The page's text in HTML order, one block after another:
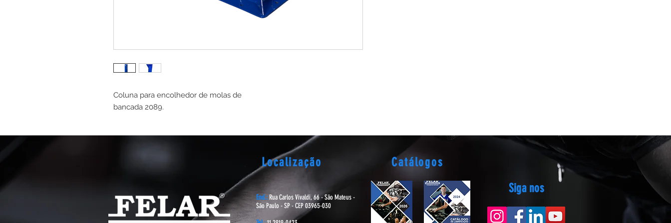
Coluna para encolhedor de molas de
bancada 2089.
Localização Catálogos
End.: Rua Carlos Vivaldi, 66 - São Mateus -
São Paulo - SP - CEP 03965-030
Siga nos